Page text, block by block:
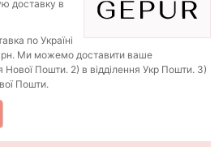
доставку в
по Україні
Ми можемо доставити ваше
Нової Пошти. 2) в відділення Укр Пошти. 3)
Пошти.